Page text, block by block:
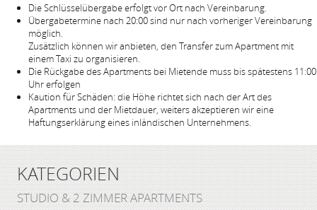
Die Schlüsselübergabe erfolgt vor Ort nach Vereinbarung.
Übergabetermine nach 20:00 sind nur nach vorheriger Vereinbarung
möglich.
Zusätzlich können wir anbieten, den Transfer zum Apartment mit
einem Taxi zu organisieren.
Die Rückgabe des Apartments bei Mietende muss bis spätestens 11:00
Uhr erfolgen
Kaution für Schäden: die Höhe richtet sich nach der Art des
Apartments und der Mietdauer, weiters akzeptieren wir eine
Haftungserklärung eines inländischen Unternehmens.
KATEGORIEN
STUDIO & 2 ZIMMER APARTMENTS